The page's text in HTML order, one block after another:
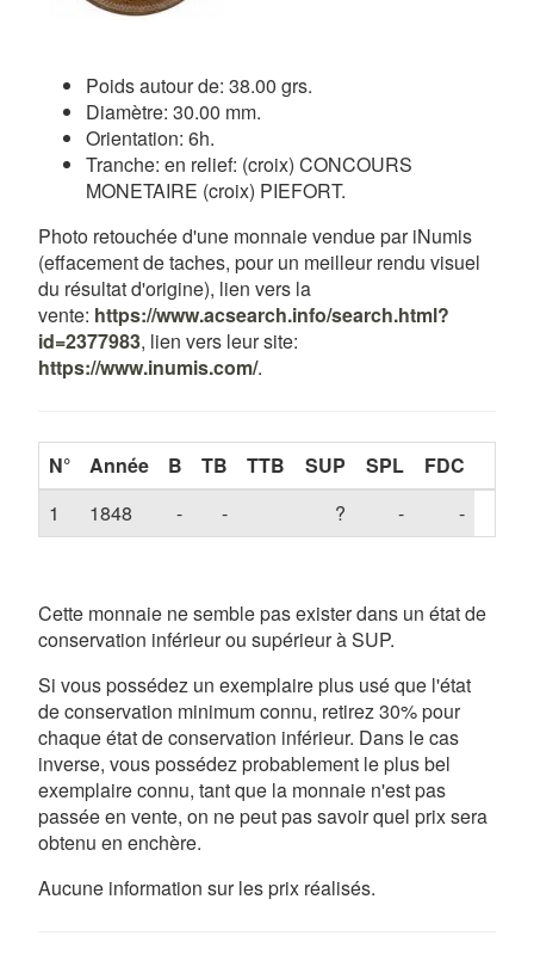
Poids autour de: 38.00 grs.
Diamètre: 30.00 mm.
Orientation: 6h.
Tranche: en relief: (croix) CONCOURS
MONETAIRE (croix) PIEFORT.
Photo retouchée d'une monnaie vendue par iNumis
(effacement de taches, pour un meilleur rendu visuel
du résultat d'origine), lien vers la
vente: https://www.acsearch.info/search.html?
id=2377983, lien vers leur site:
https://www.inumis.com/.
N° Année B TB TTB SUP SPL
FDC
1
1848 - - ? - -
Cette monnaie ne semble pas exister dans un état de
conservation inférieur ou supérieur à SUP.
Si vous possédez un exemplaire plus usé que l'état
de conservation minimum connu, retirez 30% pour
chaque état de conservation inférieur. Dans le cas
inverse, vous possédez probablement le plus bel
exemplaire connu, tant que la monnaie n'est pas
passée en vente, on ne peut pas savoir quel prix sera
obtenu en enchère.
Aucune information sur les prix réalisés.